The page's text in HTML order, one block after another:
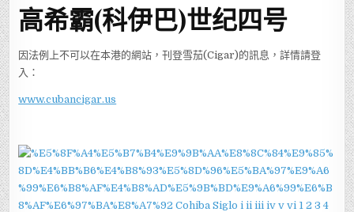
高希霸(科伊巴)世纪四号
因法例上不可以在本港的網站，刊登雪茄(Cigar)的訊息，詳情請登
入：
www.cubancigar.us